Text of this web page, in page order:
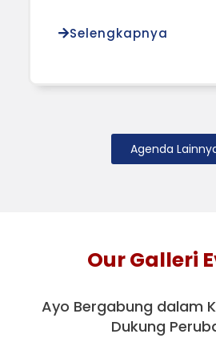
Selengkapnya
Agenda
Our Galleri
Ayo Bergabung dalam
Dukung